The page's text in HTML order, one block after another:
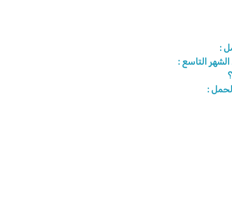
:
التاسع :
: